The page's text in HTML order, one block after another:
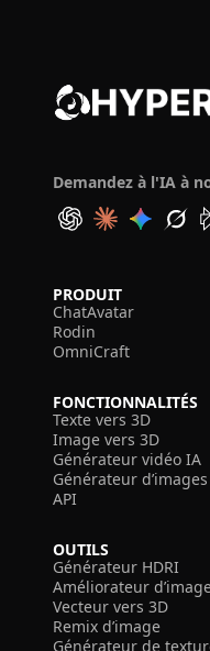
Demandez à l'IA à
PRODUIT
ChatAvatar
Rodin
OmniCraft
FONCTIONNALITÉS
Texte vers 3D
Image vers 3D
Générateur vidéo IA
Générateur
API
OUTILS
Générateur HDRI
Améliorateur
Vecteur vers 3D
Remix d’image
Générateur de